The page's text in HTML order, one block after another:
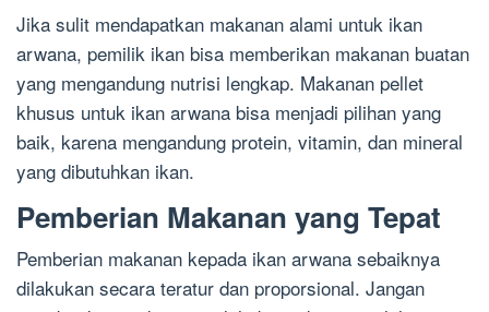
Jika sulit mendapatkan makanan alami untuk ikan
arwana, pemilik ikan bisa memberikan makanan buatan
yang mengandung nutrisi lengkap. Makanan pellet
khusus untuk ikan arwana bisa menjadi pilihan yang
baik, karena mengandung protein, vitamin, dan mineral
yang dibutuhkan ikan.
Pemberian Makanan yang Tepat
Pemberian makanan kepada ikan arwana sebaiknya
dilakukan secara teratur dan proporsional. Jangan